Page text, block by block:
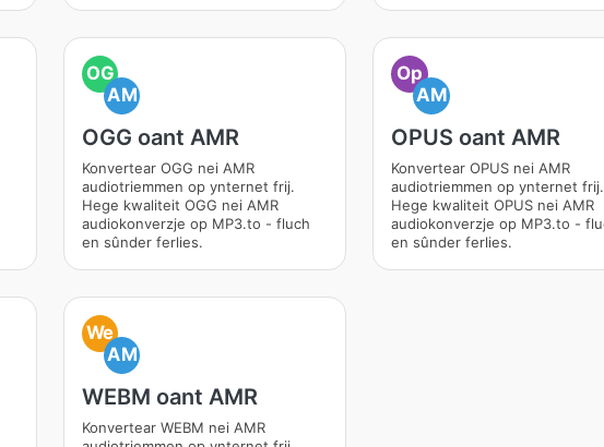
OG
AM
OGG oant AMR
Konvertear OGG nei AMR
audiotriemmen op ynternet frij.
Hege kwaliteit OGG nei AMR
audiokonverzje op MP3.to - fluch
en sûnder ferlies.
Op
AM
OPUS oant AMR
Konvertear OPUS nei AMR
audiotriemmen op ynternet frij.
Hege kwaliteit OPUS nei AMR
audiokonverzje op MP3.to -
en sûnder ferlies.
We
AM
WEBM oant AMR
Konvertear WEBM nei AMR